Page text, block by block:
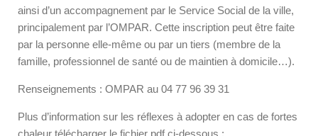
ainsi d’un accompagnement par le Service Social de la ville,
principalement par l’OMPAR. Cette inscription peut être faite
par la personne elle-même ou par un tiers (membre de la
famille, professionnel de santé ou de maintien à domicile…).
Renseignements : OMPAR au 04 77 96 39 31
Plus d’information sur les réflexes à adopter en cas de fortes
chaleur télécharger le fichier pdf ci-dessous :